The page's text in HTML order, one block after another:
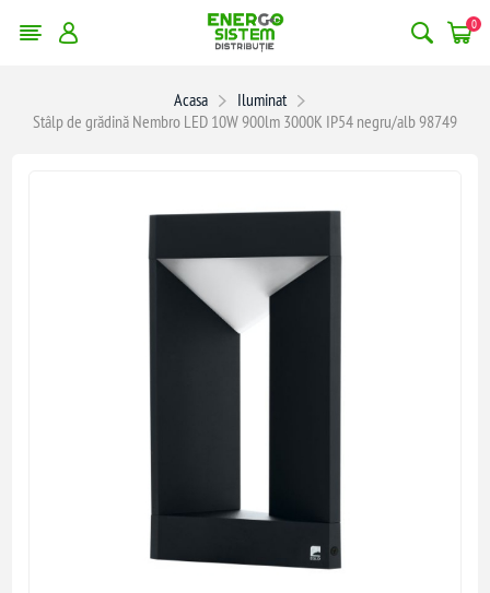
0
Acasa
Iluminat
Stâlp de grădină Nembro LED 10W 900lm 3000K IP54 negru/alb 98749